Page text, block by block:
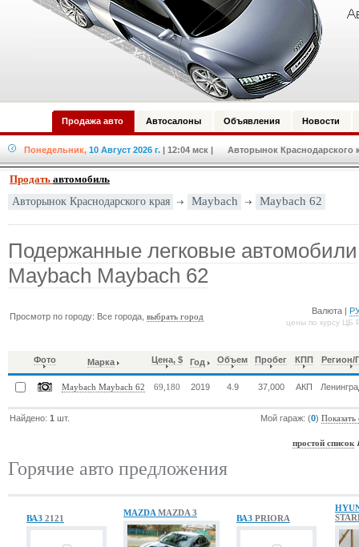
Продажа авто Автосалоны Объявления Новости
Понедельник, 10 Август 2026 г. | 12:04 мск | Авторынок Краснодарского
Продать автомобиль
Авторынок Краснодарского края Maybach Maybach 62
Подержанные легковые автомобили
Maybach Maybach 62
Просмотр по городу: Все города,выбрать город
Валюта |
цены по курсу ЦБ
Фото Марка Цена, $ Год Объем Пробег КПП Регион/
Maybach Maybach 62 69,180 2019 4.9 37,000 АКП
Найдено:1 шт. Мой гараж: (0)Показать
простой список
Горячие авто предложения
ВАЗ 2121
MAZDA MAZDA 3
ВАЗ PRIORA